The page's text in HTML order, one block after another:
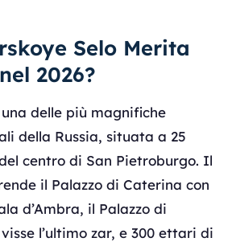
Selo Merita
2026?
una delle più magnifiche
della Russia, situata a 25
centro di San Pietroburgo. Il
il Palazzo di Caterina con
d’Ambra, il Palazzo di
l’ultimo zar, e 300 ettari di